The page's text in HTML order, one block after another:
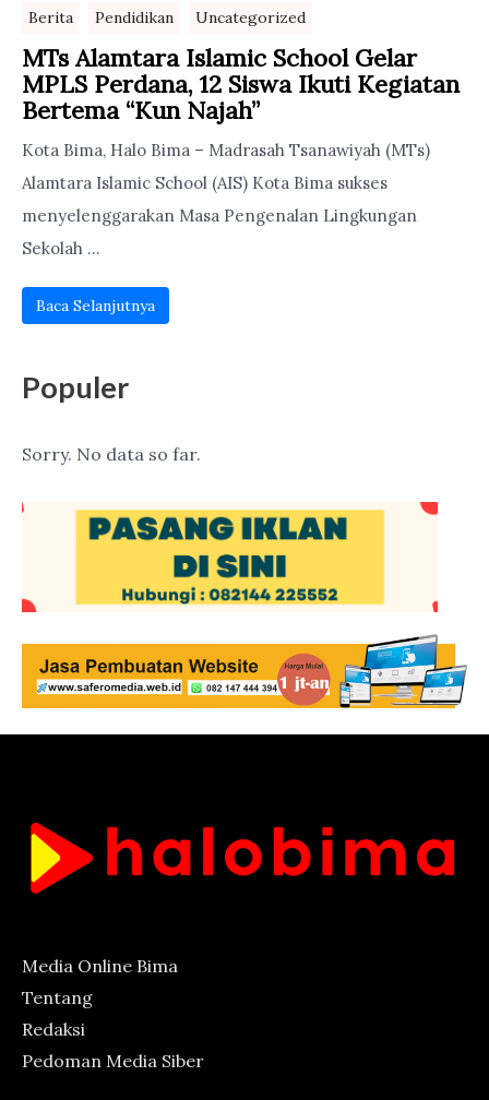
Berita Pendidikan Uncategorized
MTs Alamtara Islamic School Gelar
MPLS Perdana, 12 Siswa Ikuti Kegiatan
Bertema “Kun Najah”
Kota Bima, Halo Bima – Madrasah Tsanawiyah (MTs)
Alamtara Islamic School (AIS) Kota Bima sukses
menyelenggarakan Masa Pengenalan Lingkungan
Sekolah ...
Baca Selanjutnya
Populer
Sorry. No data so far.
Media Online Bima
Tentang
Redaksi
Pedoman Media Siber